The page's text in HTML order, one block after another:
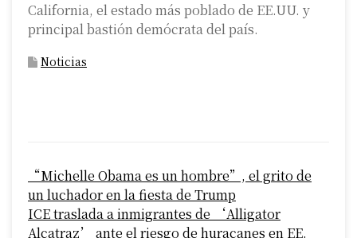
California, el estado más poblado de EE.UU. y
principal bastión demócrata del país.
Noticias
o
s
“Michelle Obama es un hombre”, el grito de
un luchador en la fiesta de Trump
ICE traslada a inmigrantes de ‘Alligator
Alcatraz’ ante el riesgo de huracanes en EE.